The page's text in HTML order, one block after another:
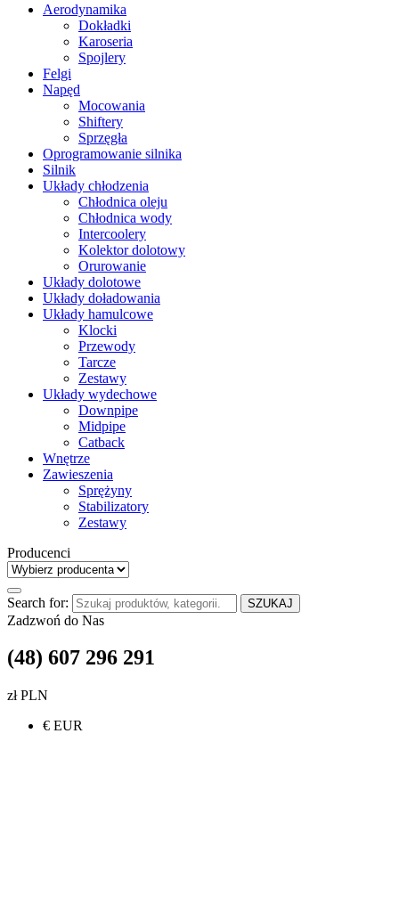
Aerodynamika
Dokładki
Karoseria
Spojlery
Felgi
Napęd
Mocowania
Shiftery
Sprzęgła
Oprogramowanie silnika
Silnik
Układy chłodzenia
Chłodnica oleju
Chłodnica wody
Intercoolery
Kolektor dolotowy
Orurowanie
Układy dolotowe
Układy doładowania
Układy hamulcowe
Klocki
Przewody
Tarcze
Zestawy
Układy wydechowe
Downpipe
Midpipe
Catback
Wnętrze
Zawieszenia
Sprężyny
Stabilizatory
Zestawy
Producenci
Search for: SZUKAJ
Zadzwoń do Nas
(48) 607 296 291
zł PLN
€ EUR